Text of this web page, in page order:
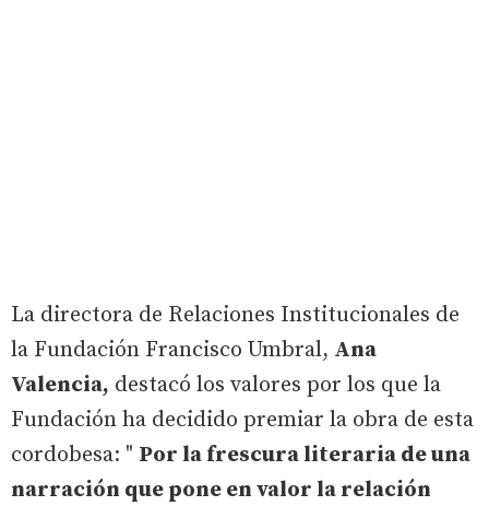
La directora de Relaciones Institucionales de
la Fundación Francisco Umbral, Ana
Valencia, destacó los valores por los que la
Fundación ha decidido premiar la obra de esta
cordobesa: " Por la frescura literaria de una
narración que pone en valor la relación